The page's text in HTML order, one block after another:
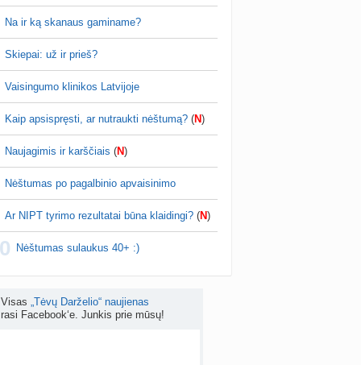
klausimai apie cezario pjūvį (+2)
Veronika99 prieš 4 d.
brendimas (3)
testuotojos! (bendra tema)
Karlitele prieš 5 d.
drabuziai (2)
ribos (11)
danguolyte prieš 5 d.
Gelis „Anaftin® Baby“ dygstant dantukams (atsiliepimai) (4)
Na ir ką skanaus gaminame?
Skiepai: už ir prieš?
Vaisingumo klinikos Latvijoje
Kaip apsispręsti, ar nutraukti nėštumą? (N)
Naujagimis ir karščiais (N)
Nėštumas po pagalbinio apvaisinimo
Ar NIPT tyrimo rezultatai būna klaidingi? (N)
Nėštumas sulaukus 40+ :)
Visas „Tėvų Darželio“ naujienas
rasi Facebook‘e. Junkis prie mūsų!